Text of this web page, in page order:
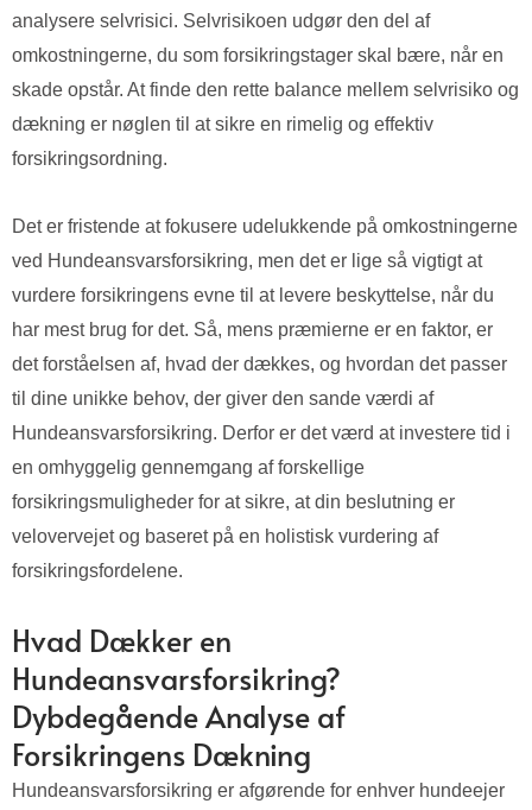
analysere selvrisici. Selvrisikoen udgør den del af
omkostningerne, du som forsikringstager skal bære, når en
skade opstår. At finde den rette balance mellem selvrisiko og
dækning er nøglen til at sikre en rimelig og effektiv
forsikringsordning.
Det er fristende at fokusere udelukkende på omkostningerne
ved Hundeansvarsforsikring, men det er lige så vigtigt at
vurdere forsikringens evne til at levere beskyttelse, når du
har mest brug for det. Så, mens præmierne er en faktor, er
det forståelsen af, hvad der dækkes, og hvordan det passer
til dine unikke behov, der giver den sande værdi af
Hundeansvarsforsikring. Derfor er det værd at investere tid i
en omhyggelig gennemgang af forskellige
forsikringsmuligheder for at sikre, at din beslutning er
velovervejet og baseret på en holistisk vurdering af
forsikringsfordelene.
Hvad Dækker en
Hundeansvarsforsikring?
Dybdegående Analyse af
Forsikringens Dækning
Hundeansvarsforsikring er afgørende for enhver hundeejer